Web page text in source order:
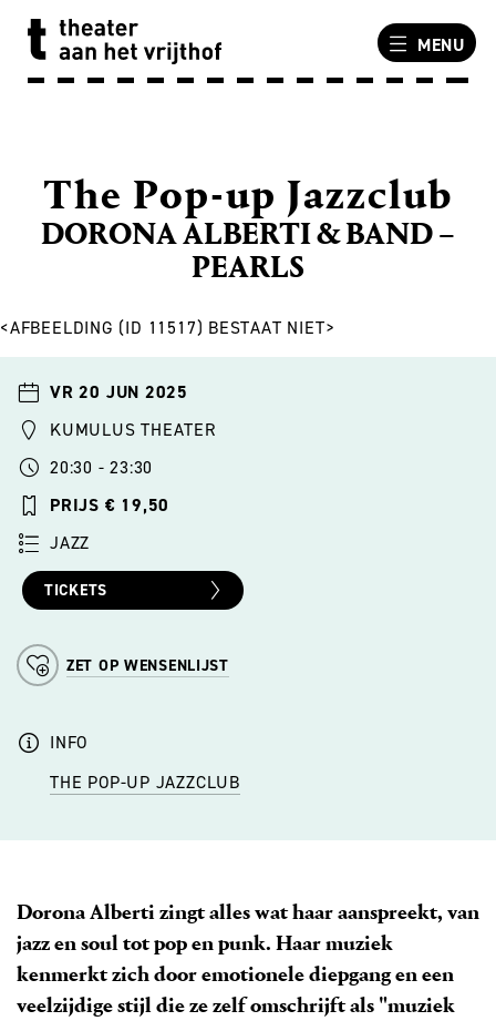
MENU
DORONA ALBERTI & BAND –
PEARLS
The Pop-up Jazzclub
<AFBEELDING (ID 11517) BESTAAT NIET>
Dorona Alberti zingt alles wat haar aanspreekt, van
jazz en soul tot pop en punk. Haar muziek
kenmerkt zich door emotionele diepgang en een
veelzijdige stijl die ze zelf omschrijft als "muziek
VR 20 JUN 2025
KUMULUS THEATER
20:30 - 23:30
PRIJS € 19,50
JAZZ
TICKETS
ZET OP WENSENLIJST
INFO
THE POP-UP JAZZCLUB